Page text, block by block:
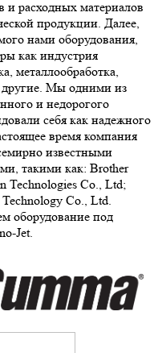
и расходных материалов
продукции. Далее,
нами оборудования,
как индустрия
металлообработка,
другие. Мы одними из
и недорогого
себя как надежного
время компания
известными
такими как: Brother
Technologies Co., Ltd;
Co., Ltd.
оборудование под
Jet.